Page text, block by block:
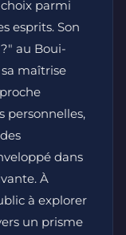
parmi
esprits. Son
au Boui-
maîtrise
personnelles,
dans
À
à explorer
un prisme